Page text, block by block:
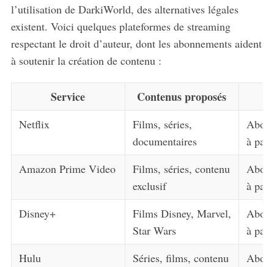
l’utilisation de DarkiWorld, des alternatives légales
existent. Voici quelques plateformes de streaming
respectant le droit d’auteur, dont les abonnements aident
à soutenir la création de contenu :
Service Contenus proposés
Netflix
Films, séries,
documentaires
à
Amazon Prime Video
Films, séries, contenu
exclusif
à
Disney+
Films Disney, Marvel,
Star Wars
à
Hulu
Séries, films, contenu